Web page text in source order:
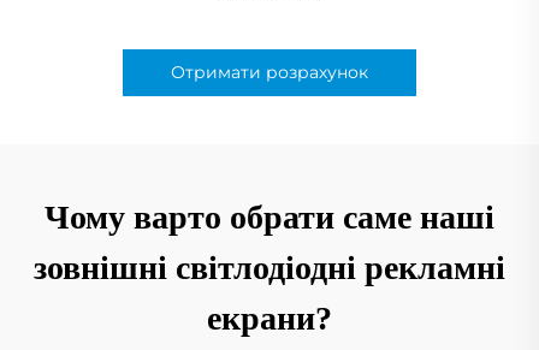
Отримати розрахунок
Чому варто обрати саме наші
зовнішні світлодіодні рекламні
екрани?